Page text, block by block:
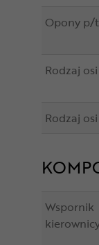
Opony p/t
Rodzaj
Rodzaj
Wspornik